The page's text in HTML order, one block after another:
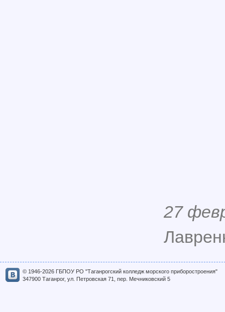
27
© 1946-2026 ГБПОУ РО "Таганрогский колледж морского приборостроения"
347900 Таганрог, ул. Петровская 71, пер. Мечниковский 5